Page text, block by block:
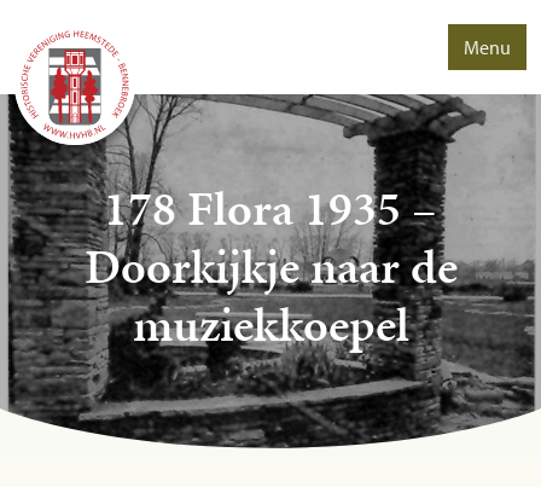
Menu
178 Flora 1935 –
Doorkijkje naar de
muziekkoepel